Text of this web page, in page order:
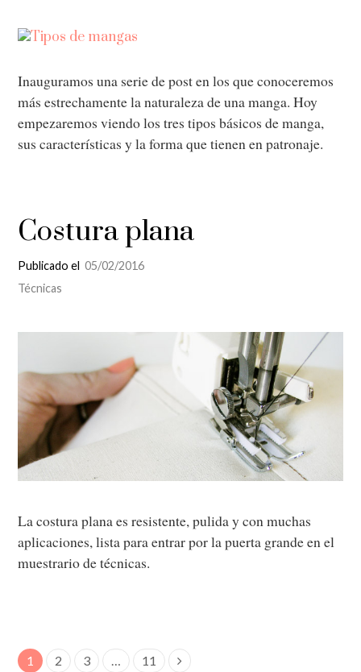
Inauguramos una serie de post en los que conoceremos
más estrechamente la naturaleza de una manga. Hoy
empezaremos viendo los tres tipos básicos de manga,
sus características y la forma que tienen en patronaje.
Costura plana
Publicado el 05/02/2016
Técnicas
La costura plana es resistente, pulida y con muchas
aplicaciones, lista para entrar por la puerta grande en el
muestrario de técnicas.
1 2 3 … 11